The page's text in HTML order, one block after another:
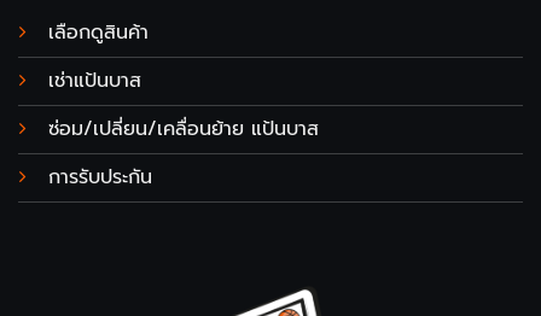
เลือกดูสินค้า
เช่าแป้นบาส
ซ่อม/เปลี่ยน/เคลื่อนย้าย แป้นบาส
การรับประกัน